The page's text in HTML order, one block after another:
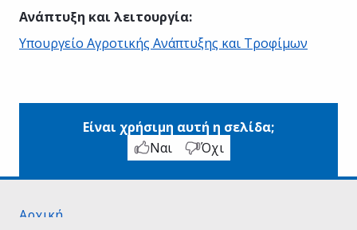
Ανάπτυξη και λειτουργία:
Υπουργείο Αγροτικής Ανάπτυξης και Τροφίμων
Είναι χρήσιμη αυτή η σελίδα;
Ναι
Όχι
Αρχική